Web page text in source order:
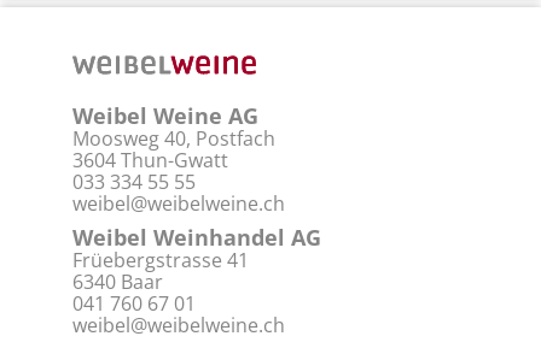
Weibel Weine AG
Moosweg 40, Postfach
3604 Thun-Gwatt
033 334 55 55
weibel@weibelweine.ch
Weibel Weinhandel AG
Früebergstrasse 41
6340 Baar
041 760 67 01
weibel@weibelweine.ch